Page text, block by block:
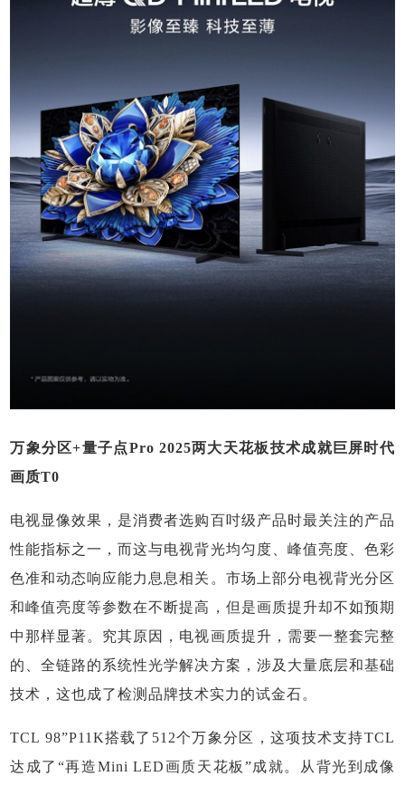
万象分区+量子点Pro 2025两大天花板技术成就巨屏时代
画质T0
电视显像效果，是消费者选购百吋级产品时最关注的产品
性能指标之一，而这与电视背光均匀度、峰值亮度、色彩
色准和动态响应能力息息相关。市场上部分电视背光分区
和峰值亮度等参数在不断提高，但是画质提升却不如预期
中那样显著。究其原因，电视画质提升，需要一整套完整
的、全链路的系统性光学解决方案，涉及大量底层和基础
技术，这也成了检测品牌技术实力的试金石。
TCL 98”P11K搭载了512个万象分区，这项技术支持TCL
达成了“再造Mini LED画质天花板”成就。从背光到成像